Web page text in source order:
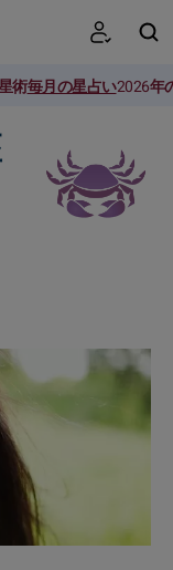
術毎月の星占い2026年